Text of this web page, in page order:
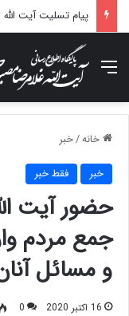
منو
خانه/خبر
خبر فقط خبر
حضور آیت
جمع مردم
و مسائل
16 اکتبر 2020 0